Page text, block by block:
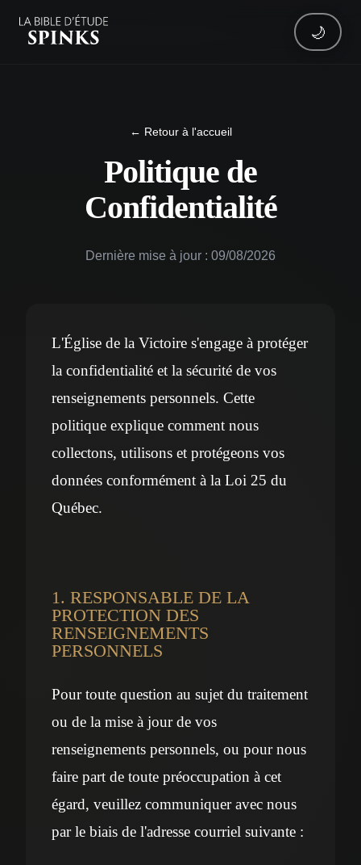
🌙
← Retour à l'accueil
Politique de
Confidentialité
Dernière mise à jour : 09/08/2026
L'Église de la Victoire s'engage à protéger
la confidentialité et la sécurité de vos
renseignements personnels. Cette
politique explique comment nous
collectons, utilisons et protégeons vos
données conformément à la Loi 25 du
Québec.
1. RESPONSABLE DE LA
PROTECTION DES
RENSEIGNEMENTS
PERSONNELS
Pour toute question au sujet du traitement
ou de la mise à jour de vos
renseignements personnels, ou pour nous
faire part de toute préoccupation à cet
égard, veuillez communiquer avec nous
par le biais de l'adresse courriel suivante :